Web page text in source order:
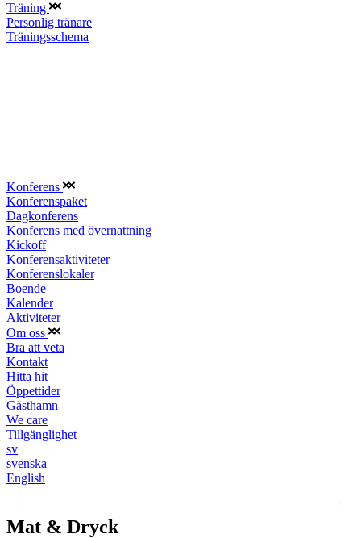
Träning
Personlig tränare
Träningsschema
Konferens
Konferenspaket
Dagkonferens
Konferens med övernattning
Kickoff
Konferensaktiviteter
Konferenslokaler
Boende
Kalender
Aktiviteter
Om oss
Bra att veta
Kontakt
Hitta hit
Öppettider
Gästhamn
We care
Tillgänglighet
sv
svenska
English
Mat & Dryck